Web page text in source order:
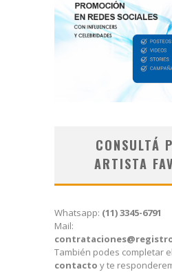
CONSULTÁ
ARTISTA
Whatsapp: (11) 3345-6791
Mail:
También podes completar el
contacto y te